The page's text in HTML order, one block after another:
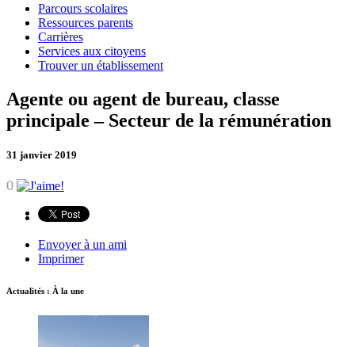
Parcours scolaires
Ressources parents
Carrières
Services aux citoyens
Trouver un établissement
Agente ou agent de bureau, classe
principale – Secteur de la rémunération
31 janvier 2019
0
Envoyer à un ami
Imprimer
Actualités : À la une